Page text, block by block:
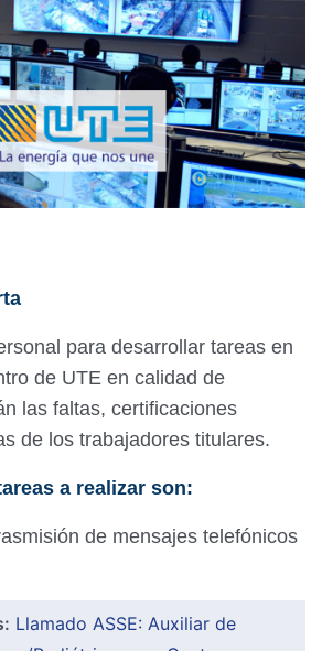
para desarrollar tareas en
de UTE en calidad de
las faltas, certificaciones
de los trabajadores titulares.
a realizar son:
de mensajes telefónicos
Llamado ASSE: Auxiliar de